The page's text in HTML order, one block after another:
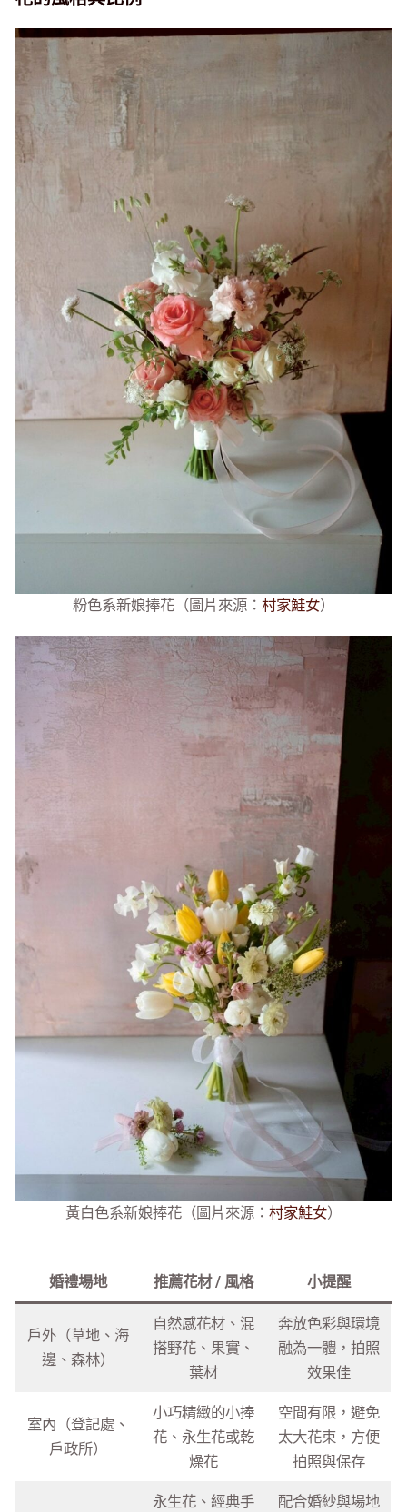
粉色系新娘捧花（圖片來源： 村家鮭女）
黃白色系新娘捧花（圖片來源： 村家鮭女）
婚禮場地 推薦花材 / 風格 小提醒
戶外（草地、海
邊、森林）
自然感花材、混
搭野花、果實、
葉材
奔放色彩與環境
融為一體，拍照
效果佳
室內（登記處、
戶政所）
小巧精緻的小捧
花、永生花或乾
燥花
空間有限，避免
太大花束，方便
拍照與保存
永生花、經典手
配合婚紗與場地